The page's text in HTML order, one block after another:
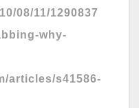
08/11/1290837
why-
articles/s41586-